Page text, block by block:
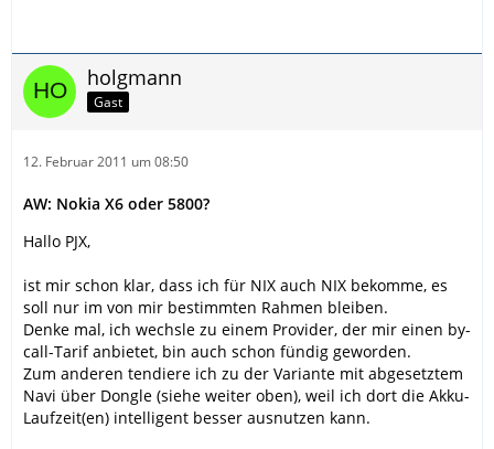
holgmann
Gast
12. Februar 2011 um 08:50
AW: Nokia X6 oder 5800?
Hallo PJX,
ist mir schon klar, dass ich für NIX auch NIX bekomme, es
soll nur im von mir bestimmten Rahmen bleiben.
Denke mal, ich wechsle zu einem Provider, der mir einen by-
call-Tarif anbietet, bin auch schon fündig geworden.
Zum anderen tendiere ich zu der Variante mit abgesetztem
Navi über Dongle (siehe weiter oben), weil ich dort die Akku-
Laufzeit(en) intelligent besser ausnutzen kann.